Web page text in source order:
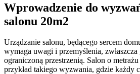
Wprowadzenie do
salonu 20m2
Urządzanie salonu, będącego sercem
wymaga uwagi i przemyślenia,
ograniczoną przestrzenią. Salon o
przykład takiego wyzwania, gdzie każdy